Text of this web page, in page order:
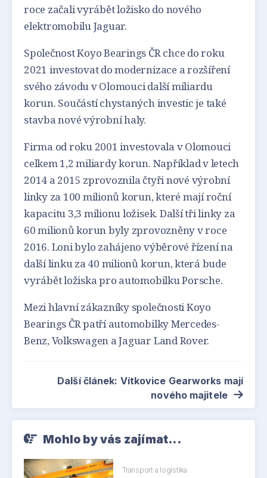
roce začali vyrábět ložisko do nového
elektromobilu Jaguar.
Společnost Koyo Bearings ČR chce do roku
2021 investovat do modernizace a rozšíření
svého závodu v Olomouci další miliardu
korun. Součástí chystaných investic je také
stavba nové výrobní haly.
Firma od roku 2001 investovala v Olomouci
celkem 1,2 miliardy korun. Například v letech
2014 a 2015 zprovoznila čtyři nové výrobní
linky za 100 milionů korun, které mají roční
kapacitu 3,3 milionu ložisek. Další tři linky za
60 milionů korun byly zprovozněny v roce
2016. Loni bylo zahájeno výběrové řízení na
další linku za 40 milionů korun, která bude
vyrábět ložiska pro automobilku Porsche.
Mezi hlavní zákazníky společnosti Koyo
Bearings ČR patří automobilky Mercedes-
Benz, Volkswagen a Jaguar Land Rover.
Další článek: Vítkovice Gearworks mají
nového majitele
Mohlo by vás zajímat...
Transport a logistika